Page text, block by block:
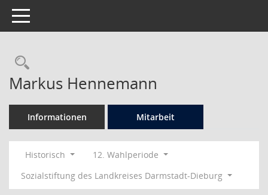
Toggle navigation
Rechercheauswahl
Markus Hennemann
Informationen Mitarbeit
Historisch
12. Wahlperiode
Sozialstiftung des Landkreises Darmstadt-Dieburg